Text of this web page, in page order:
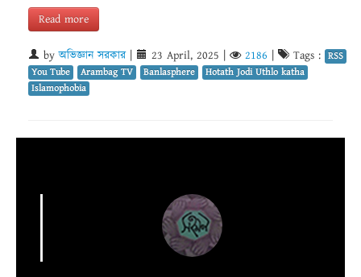
Read more
byঅভিজ্ঞান সরকার| 23 April, 2025 2186 Tags : RSS
You Tube
Arambag TV Banlasphere
Hotath Jodi Uthlo katha
Islamophobia